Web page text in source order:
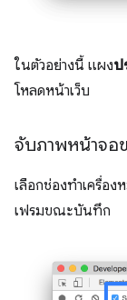
ในตัวอย่างนี้ แผงป
โหลดหน้าเว็บ
จับภาพหน้าจ
เลือกช่องทำเครื่อง
เฟรมขณะบันทึก